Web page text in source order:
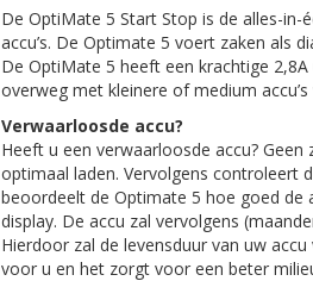
De OptiMate 5 Start Stop is de alles-
accu’s. De Optimate 5 voert zaken als
De OptiMate 5 heeft een krachtige
overweg met kleinere of medium
Verwaarloosde accu?
Heeft u een verwaarloosde accu?
optimaal laden. Vervolgens controleert
beoordeelt de Optimate 5 hoe goed de
display. De accu zal vervolgens
Hierdoor zal de levensduur van uw
voor u en het zorgt voor een beter